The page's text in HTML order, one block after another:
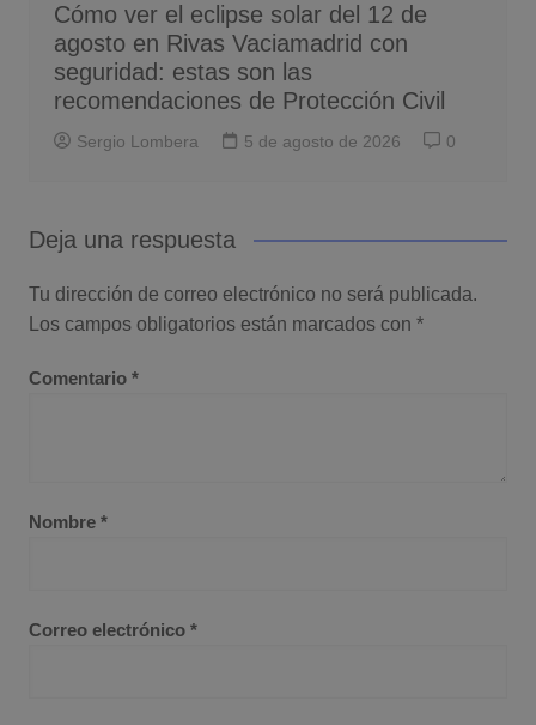
Cómo ver el eclipse solar del 12 de
agosto en Rivas Vaciamadrid con
seguridad: estas son las
recomendaciones de Protección Civil
Sergio Lombera 5 de agosto de 2026 0
Deja una respuesta
Tu dirección de correo electrónico no será publicada.
Los campos obligatorios están marcados con *
Comentario *
Nombre *
Correo electrónico *